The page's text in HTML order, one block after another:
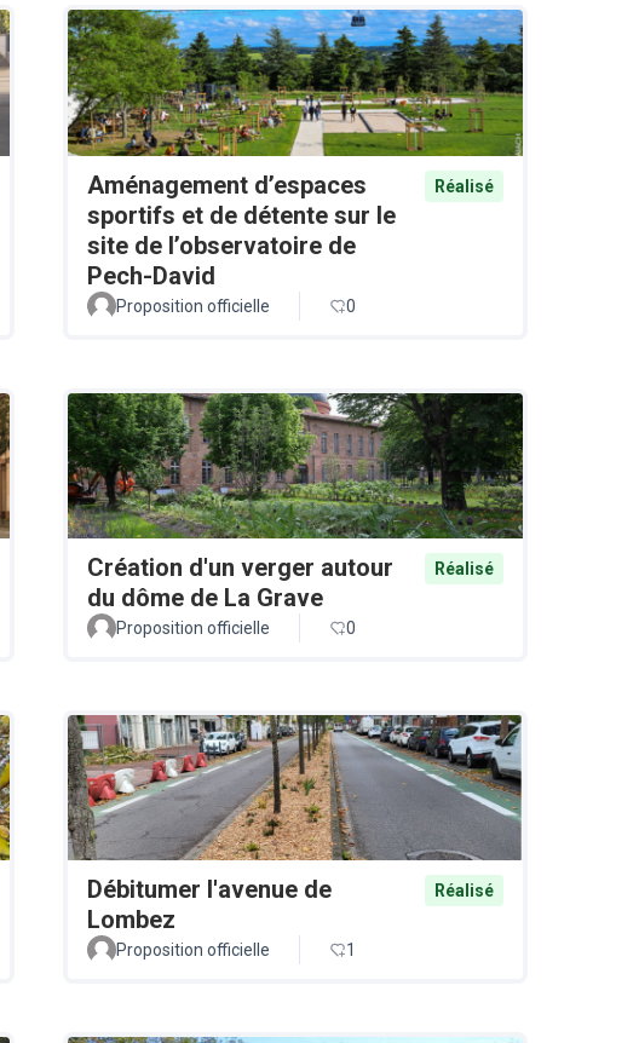
Aménagement d’espaces
sportifs et de détente sur le
site de l’observatoire de
Pech-David
Réalisé
Proposition officielle 0
Création d'un verger autour
du dôme de La Grave
Réalisé
Proposition officielle 0
Débitumer l'avenue de
Lombez
Réalisé
Proposition officielle 1